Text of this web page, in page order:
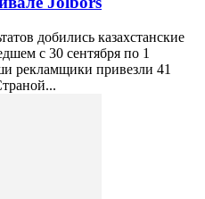
добились казахстанские
с 30 сентября по 1
рекламщики привезли 41